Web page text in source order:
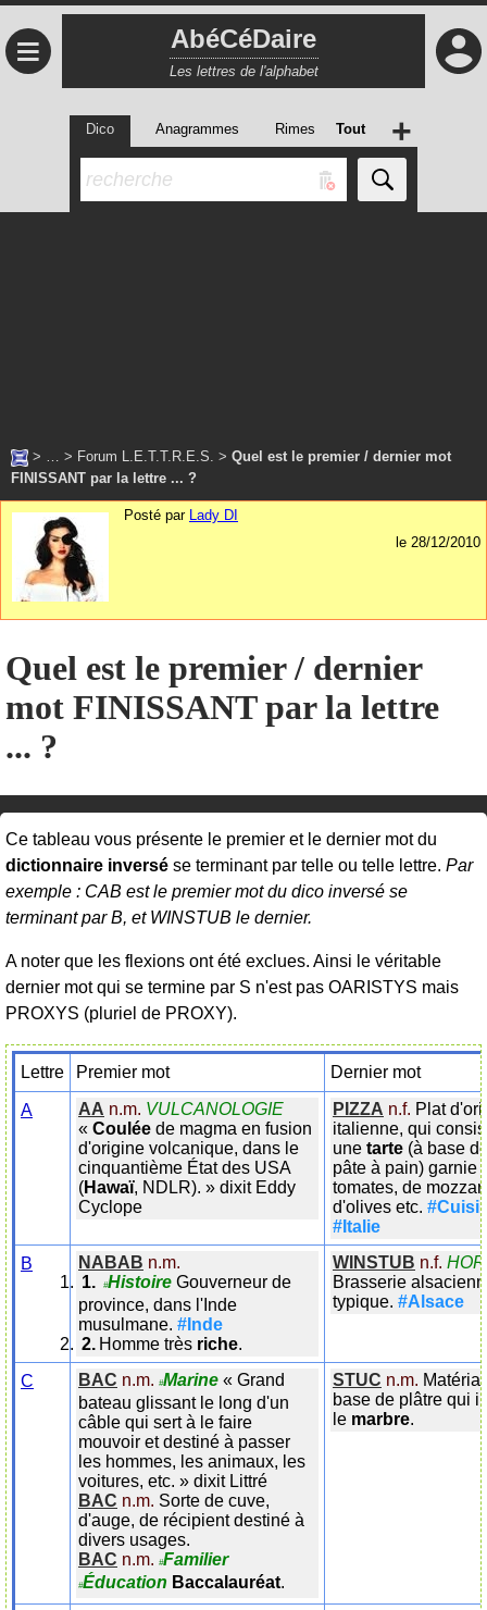
≡ AbéCéDaire
Les lettres de l'alphabet
Dico Anagrammes Rimes Tout +
> … > Forum L.E.T.T.R.E.S. > Quel est le premier / dernier mot
FINISSANT par la lettre ... ?
Posté par Lady DI
le 28/12/2010
Quel est le premier / dernier
mot FINISSANT par la lettre
... ?
Ce tableau vous présente le premier et le dernier mot du
dictionnaire inversé se terminant par telle ou telle lettre. Par
exemple : CAB est le premier mot du dico inversé se
terminant par B, et WINSTUB le dernier.
A noter que les flexions ont été exclues. Ainsi le véritable
dernier mot qui se termine par S n'est pas OARISTYS mais
PROXYS (pluriel de PROXY).
Lettre Premier mot Dernier mot
A AA n.m. VULCANOLOGIE
« Coulée de magma en fusion
d'origine volcanique, dans le
cinquantième État des USA
(Hawaï, NDLR). » dixit Eddy
Cyclope
PIZZA n.f. Plat
italienne, qui
une tarte (à base
pâte à pain) garnie
tomates, de
d'olives etc.
#Italie
B
NABAB n.m.
#Histoire Gouverneur de
province, dans l'Inde
musulmane. #Inde
Homme très riche.
WINSTUB n.f.
Brasserie
typique. #Alsace
C BAC n.m. #Marine « Grand
bateau glissant le long d'un
câble qui sert à le faire
mouvoir et destiné à passer
les hommes, les animaux, les
voitures, etc. » dixit Littré
BAC n.m. Sorte de cuve,
d'auge, de récipient destiné à
divers usages.
BAC n.m. #Familier
#Éducation Baccalauréat.
STUC n.m.
base de plâtre qui
le marbre.